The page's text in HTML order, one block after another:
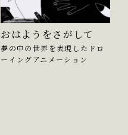
おはようをさがして
夢の中の世界を表現したドロ
ーイングアニメーション